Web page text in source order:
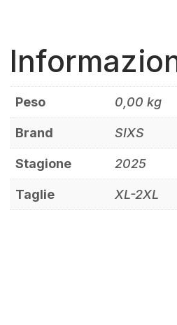
Peso 0,00 kg
Brand SIXS
Stagione 2025
Taglie XL-2XL